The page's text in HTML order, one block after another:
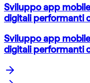
Sviluppo app
digitali performanti
Sviluppo app
digitali performanti